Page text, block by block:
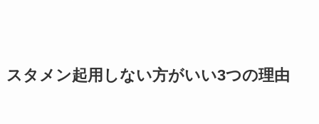
スタメン起用しない方がいい3つの理由